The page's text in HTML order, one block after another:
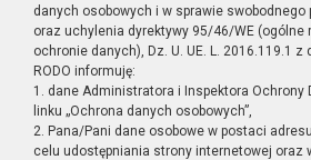
danych osobowych i w sprawie swobodnego
oraz uchylenia dyrektywy 95/46/WE (ogólne
ochronie danych), Dz. U. UE. L. 2016.119.1 z
RODO informuję:
1. dane Administratora i Inspektora Ochrony
linku „Ochrona danych osobowych”,
2. Pana/Pani dane osobowe w postaci
celu udostępniania strony internetowej oraz